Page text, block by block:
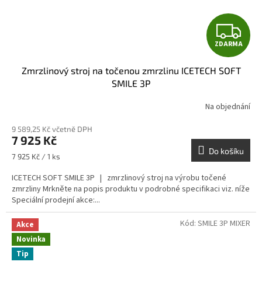
Z
D
R
A
ZDARMA
Zmrzlinový stroj na točenou zmrzlinu ICETECH SOFT
SMILE 3P
Na objednání
9 589,25 Kč včetně DPH
7 925 Kč
Měrná
7 925 Kč / 1 ks
Do košíku
ICETECH SOFT SMILE 3P | zmrzlinový stroj na výrobu točené
zmrzliny Mrkněte na popis produktu v podrobné specifikaci viz. níže
Speciální prodejní akce:...
Akce
Novinka
Tip
Kód: SMILE 3P MIXER